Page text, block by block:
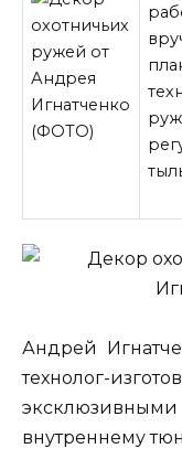
Андрей
технолог-
внутреннему